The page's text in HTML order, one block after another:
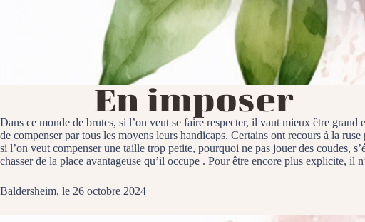
En imposer
Dans ce monde de brutes, si l’on veut se faire respecter, il vaut mieux être
de compenser par tous les moyens leurs handicaps. Certains ont recours à la
si l’on veut compenser une taille trop petite, pourquoi ne pas jouer des coudes,
chasser de la place avantageuse qu’il occupe . Pour être encore plus explicite,
Baldersheim, le 26 octobre 2024